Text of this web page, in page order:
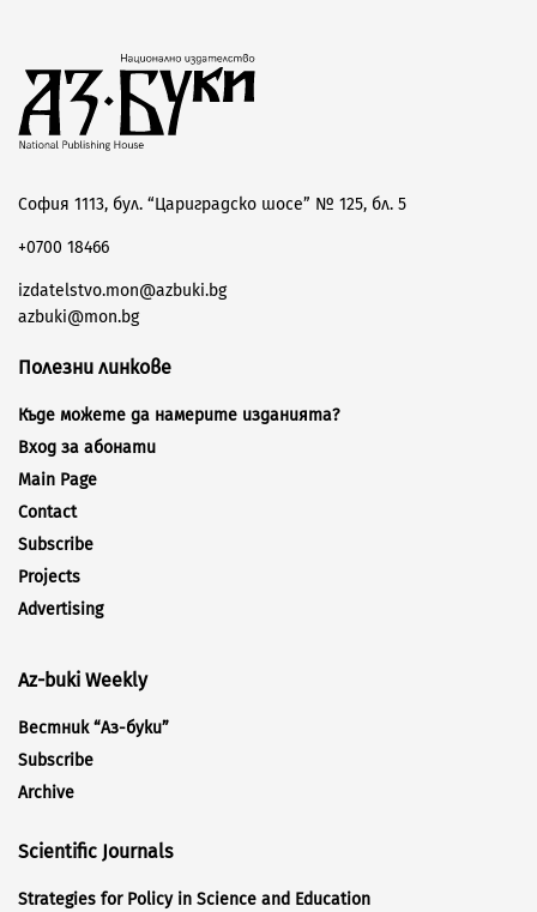
София 1113, бул. “Цариградско шосе” № 125, бл. 5
+0700 18466
izdatelstvo.mon@azbuki.bg
azbuki@mon.bg
Полезни линкове
Къде можете да намерите изданията?
Вход за абонати
Main Page
Contact
Subscribe
Projects
Advertising
Az-buki Weekly
Вестник “Аз-буки”
Subscribe
Archive
Scientific Journals
Strategies for Policy in Science and Education